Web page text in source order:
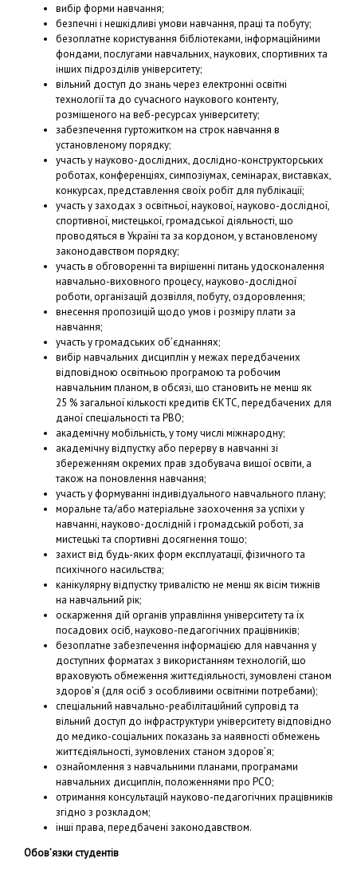
вибір форми навчання;
безпечні і нешкідливі умови навчання, праці та побуту;
безоплатне користування бібліотеками, інформаційними
фондами, послугами навчальних, наукових, спортивних та
інших підрозділів університету;
вільний доступ до знань через електронні освітні
технології та до сучасного наукового контенту,
розміщеного на веб-ресурсах університету;
забезпечення гуртожитком на строк навчання в
установленому порядку;
участь у науково-дослідних, дослідно-конструкторських
роботах, конференціях, симпозіумах, семінарах, виставках,
конкурсах, представлення своїх робіт для публікації;
участь у заходах з освітньої, наукової, науково-дослідної,
спортивної, мистецької, громадської діяльності, що
проводяться в Україні та за кордоном, у встановленому
законодавством порядку;
участь в обговоренні та вирішенні питань удосконалення
навчально-виховного процесу, науково-дослідної
роботи, організацій дозвілля, побуту, оздоровлення;
внесення пропозицій щодо умов і розміру плати за
навчання;
участь у громадських об’єднаннях;
вибір навчальних дисциплін у межах передбачених
відповідною освітньою програмою та робочим
навчальним планом, в обсязі, що становить не менш як
25 % загальної кількості кредитів ЄКТС, передбачених для
даної спеціальності та РВО;
академічну мобільність, у тому числі міжнародну;
академічну відпустку або перерву в навчанні зі
збереженням окремих прав здобувача вищої освіти, а
також на поновлення навчання;
участь у формуванні індивідуального навчального плану;
моральне та/або матеріальне заохочення за успіхи у
навчанні, науково-дослідній і громадській роботі, за
мистецькі та спортивні досягнення тощо;
захист від будь-яких форм експлуатації, фізичного та
психічного насильства;
канікулярну відпустку тривалістю не менш як вісім тижнів
на навчальний рік;
оскарження дій органів управління університету та їх
посадових осіб, науково-педагогічних працівників;
безоплатне забезпечення інформацією для навчання у
доступних форматах з використанням технологій, що
враховують обмеження життєдіяльності, зумовлені станом
здоров’я (для осіб з особливими освітніми потребами);
спеціальний навчально-реабілітаційний супровід та
вільний доступ до інфраструктури університету відповідно
до медико-соціальних показань за наявності обмежень
життєдіяльності, зумовлених станом здоров’я;
ознайомлення з навчальними планами, програмами
навчальних дисциплін, положеннями про РСО;
отримання консультацій науково-педагогічних працівників
згідно з розкладом;
інші права, передбачені законодавством.
Обов’язки студентів